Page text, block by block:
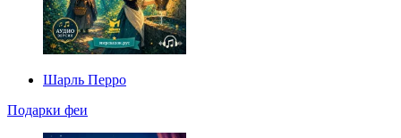
Шарль Перро
Подарки феи